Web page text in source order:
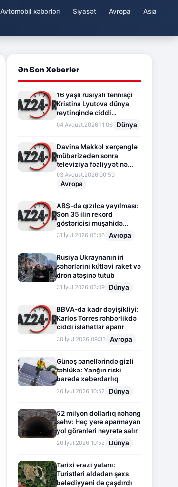
Avtomobil xəbərləri Siyasət Avropa
Asia
Ən Son Xəbərlər
16 yaşlı rusiyalı tennisçi
Kristina Lyutova dünya
reytinqində ciddi
irəliləyişə imza atdı
04.Avqust.2026 11:06 Dünya
Davina Makkol xərçənglə
mübarizədən sonra
televiziya fəaliyyətinə
fasilə verir
03.Avqust.2026 00:59
Avropa
ABŞ-da qızılca yayılması:
Son 35 ilin rekord
göstəricisi müşahidə
olunur
31.İyul.2026 05:46 Avropa
Rusiya Ukraynanın iri
şəhərlərini kütləvi raket və
dron atəşinə tutub
31.İyul.2026 03:09 Dünya
BBVA-da kadr dəyişikliyi:
Karlos Torres rəhbərlikdə
ciddi islahatlar aparır
30.İyul.2026 09:33 Avropa
Günəş panellərində gizli
təhlükə: Yanğın riski
barədə xəbərdarlıq
26.İyul.2026 10:52 Dünya
52 milyon dollarlıq nəhəng
səhv: Heç yerə aparmayan
yol görənləri heyrətə salır
26.İyul.2026 10:52 Dünya
Tarixi ərazi yalanı:
Turistləri aldadan şəxs
bələdiyyəni də çaşdırdı